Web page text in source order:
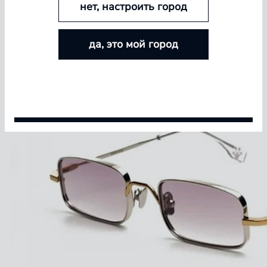
БОЛЬШЕ ЛИНЗ — БОЛЬШЕ СКИДКА
Покупайте контактные линзы Airway и увеличивайте
размер скидки — от 5% до 15%
нет, настроить город
да, это мой город